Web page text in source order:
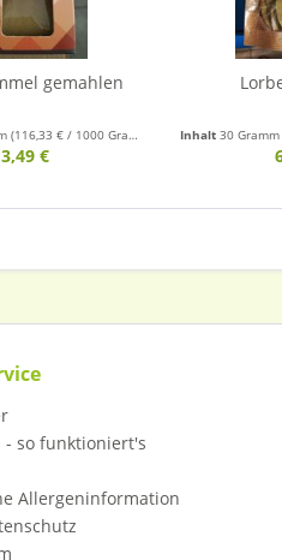
gemahlen
(116,33 € / 1000 Gramm)
3,49 €
Inhalt30
- so funktioniert's
Allergeninformation